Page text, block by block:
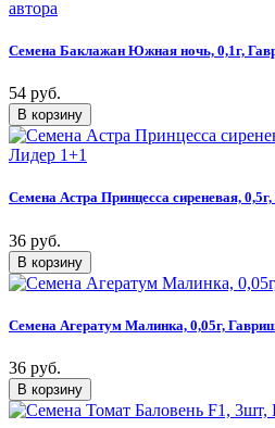
Семена Баклажан Южная ночь, 0,1г,
54 руб.
Семена Астра Принцесса сиреневая,
36 руб.
Семена Агератум Малинка, 0,05г,
36 руб.